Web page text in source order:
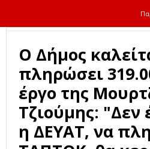
Ο Δήμος
πληρώσει
έργο της
Τζιούμης: "Δεν
η ΔΕΥΑΤ, να